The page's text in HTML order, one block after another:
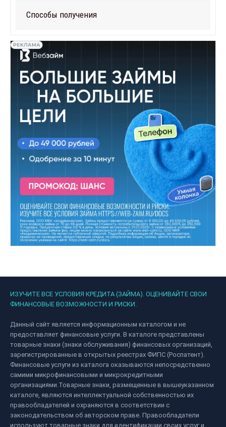
Способы получения
ИЗУЧИТЕ ВСЕ УСЛОВИЯ КРЕДИТА (ЗАЙМА). ОЦЕНИВАЙТЕ СВОИ
ФИНАНСОВЫЕ ВОЗМОЖНОСТИ И РИСКИ.
Данный сайт является информационным каталогом и не
предоставляет финансовые услуги. В каталоге представлены
товарные знаки (знаки обслуживания) финансовых организаций,
зарегистрированные в открытых реестрах ФИПС (Роспатент).
Финансовые услуги из каталога оказываются непосредственно
самими микрофинансовыми и микрокредитными
организациями.Товарные знаки, размещенные в вышеуказанном
каталоге, являются интеллектуальной собственностью их
правообладателей и охраняются в соответствии с
законодательством об авторском праве. Правообладатели
используют товарные знаки для идентификации своих услуг и